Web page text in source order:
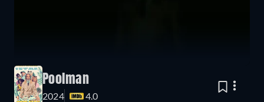
Poolman
2024 4.0